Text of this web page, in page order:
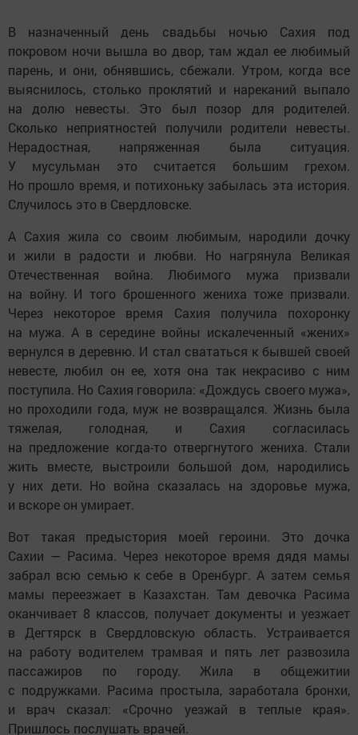
В назначенный день свадьбы ночью Сахия под
покровом ночи вышла во двор, там ждал ее любимый
парень, и они, обнявшись, сбежали. Утром, когда все
выяснилось, столько проклятий и нареканий выпало
на долю невесты. Это был позор для родителей.
Сколько неприятностей получили родители невесты.
Нерадостная, напряженная была ситуация.
У мусульман это считается большим грехом.
Но прошло время, и потихоньку забылась эта история.
Случилось это в Свердловске.
А Сахия жила со своим любимым, народили дочку
и жили в радости и любви. Но нагрянула Великая
Отечественная война. Любимого мужа призвали
на войну. И того брошенного жениха тоже призвали.
Через некоторое время Сахия получила похоронку
на мужа. А в середине войны искалеченный «жених»
вернулся в деревню. И стал свататься к бывшей своей
невесте, любил он ее, хотя она так некрасиво с ним
поступила. Но Сахия говорила: «Дождусь своего мужа»,
но проходили года, муж не возвращался. Жизнь была
тяжелая, голодная, и Сахия согласилась
на предложение когда-то отвергнутого жениха. Стали
жить вместе, выстроили большой дом, народились
у них дети. Но война сказалась на здоровье мужа,
и вскоре он умирает.
Вот такая предыстория моей героини. Это дочка
Сахии — Расима. Через некоторое время дядя мамы
забрал всю семью к себе в Оренбург. А затем семья
мамы переезжает в Казахстан. Там девочка Расима
оканчивает 8 классов, получает документы и уезжает
в Дегтярск в Свердловскую область. Устраивается
на работу водителем трамвая и пять лет развозила
пассажиров по городу. Жила в общежитии
с подружками. Расима простыла, заработала бронхи,
и врач сказал: «Срочно уезжай в теплые края».
Пришлось послушать врачей.